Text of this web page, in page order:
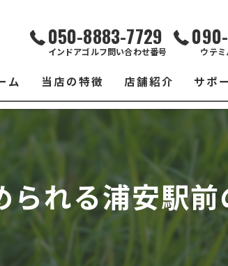
050-8883-7729
インドアゴルフ問い合わせ番号 ウテ
ム 当店の特徴
練習場
フィッティング
店舗紹介
ウテミル 浦安駅前店
市原インドアゴルフ
ウテミルスクール高崎
サポ
シミ
スズヨ
れる浦安駅